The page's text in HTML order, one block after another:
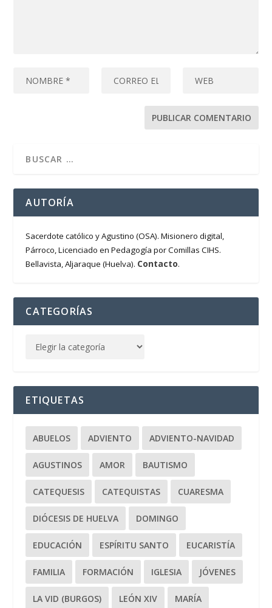
AUTORÍA
Sacerdote católico y Agustino (OSA). Misionero digital,
Párroco, Licenciado en Pedagogía por Comillas CIHS.
Bellavista, Aljaraque (Huelva). Contacto.
CATEGORÍAS
ETIQUETAS
ABUELOS ADVIENTO ADVIENTO-NAVIDAD
AGUSTINOS AMOR BAUTISMO
CATEQUESIS CATEQUISTAS CUARESMA
DIÓCESIS DE HUELVA DOMINGO
EDUCACIÓN ESPÍRITU SANTO EUCARISTÍA
FAMILIA FORMACIÓN IGLESIA JÓVENES
LA VID (BURGOS) LEÓN XIV MARÍA